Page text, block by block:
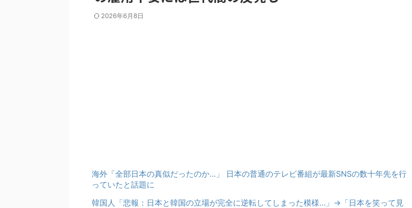
2026年6月8日
海外「全部日本の真似だったのか…」 日本の普通のテレビ番組が最新SNSの数十年先を行
っていたと話題に
韓国人「悲報：日本と韓国の立場が完全に逆転してしまった模様…」→「日本を笑って見